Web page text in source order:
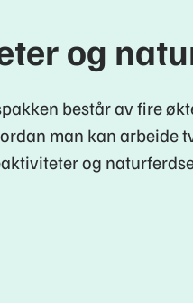
og
består av fire
man kan arbeide
og